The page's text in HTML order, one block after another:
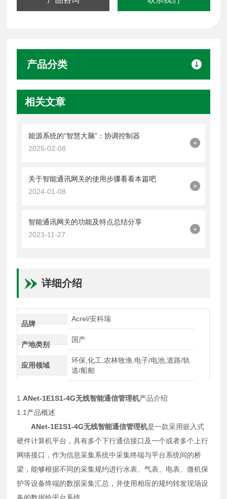
产品分类
相关文章
能源系统的“智慧大脑”：协调控制器
2025-02-08
+
关于智能通讯网关的使用步骤看看本篇吧
2024-01-08
+
智能通讯网关的功能及特点总结分享
2023-11-27
+
详细介绍
品牌
Acrel/安科瑞
产地类别
国产
应用领域
环保,化工,农林牧渔,电子/电池,道路/轨
道/船舶
1. ANet-1E1S1-4G无线智能通信管理机产品介绍
1.1产品概述
ANet-1E1S1-4G无线智能通信管理机是一款采用嵌入式
硬件计算机平台，具有多个下行通信接口及一个或者多个上行
网络接口，作为信息采集系统中采集终端与平台系统间的桥
梁，能够根据不同的采集规约进行水表、气表、电表、微机保
护等设备终端的数据采集汇总，并使用相应的规约转发现场设
备的数据给平台系统。